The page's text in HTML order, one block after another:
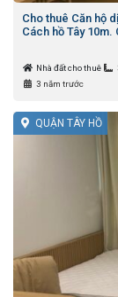
Cho thuê Căn hộ
Cách hồ Tây 10m.
Nhà đất cho thuê
3 năm trước
QUẬN TÂY HỒ